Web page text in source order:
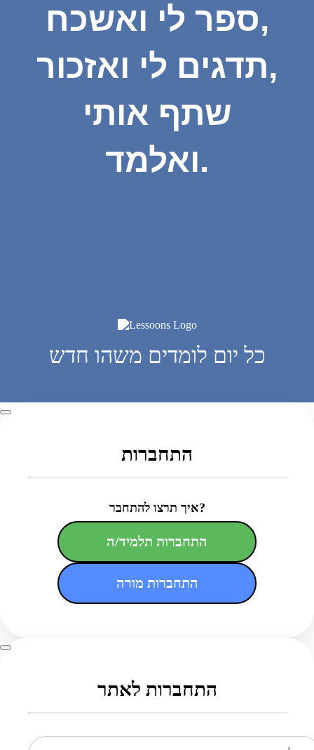
ספר לי ואשכח,
תדגים לי ואזכור,
שתף אותי
ואלמד.
כל יום לומדים משהו חדש
התחברות
איך תרצו להתחבר?
התחברות תלמיד/ה
התחברות מורה
התחברות לאתר